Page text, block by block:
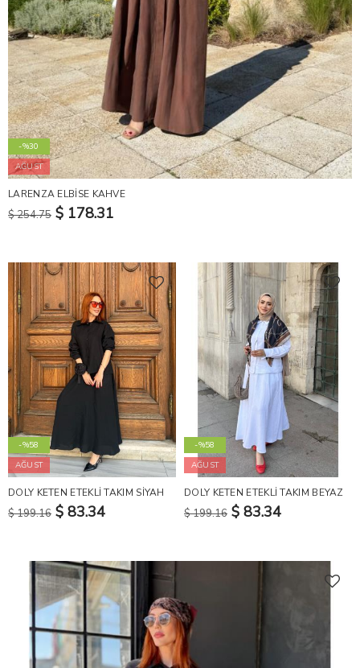
-%30
AĞUST
LARENZA ELBİSE KAHVE
$ 254.75 $ 178.31
-%58
AĞUST
DOLY KETEN ETEKLİ TAKIM SİYAH
$ 199.16 $ 83.34
-%58
AĞUST
DOLY KETEN ETEKLİ TAKIM BEYAZ
$ 199.16 $ 83.34